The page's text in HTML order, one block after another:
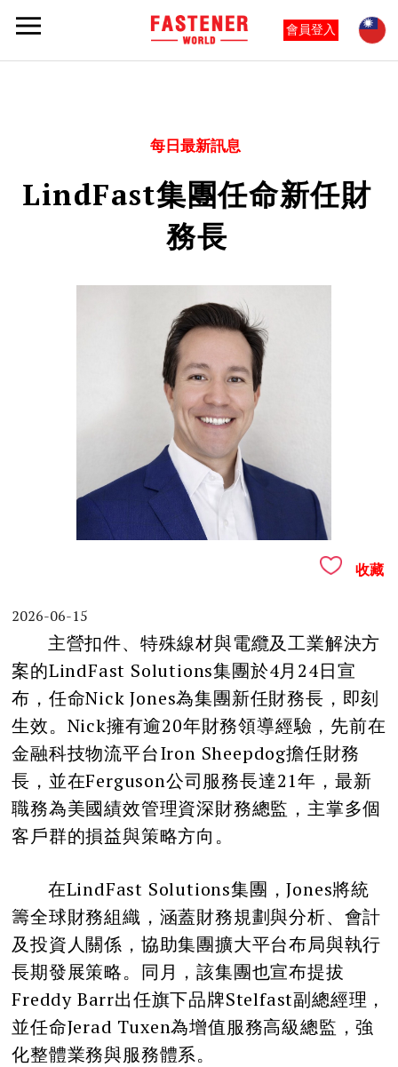
會員登入
每日最新訊息
LindFast集團任命新任財
務長
收藏
2026-06-15
主營扣件、特殊線材與電纜及工業解決方
案的LindFast Solutions集團於4月24日宣
布，任命Nick Jones為集團新任財務長，即刻
生效。Nick擁有逾20年財務領導經驗，先前在
金融科技物流平台Iron Sheepdog擔任財務
長，並在Ferguson公司服務長達21年，最新
職務為美國績效管理資深財務總監，主掌多個
客戶群的損益與策略方向。
在LindFast Solutions集團，Jones將統
籌全球財務組織，涵蓋財務規劃與分析、會計
及投資人關係，協助集團擴大平台布局與執行
長期發展策略。同月，該集團也宣布提拔
Freddy Barr出任旗下品牌Stelfast副總經理，
並任命Jerad Tuxen為增值服務高級總監，強
化整體業務與服務體系。